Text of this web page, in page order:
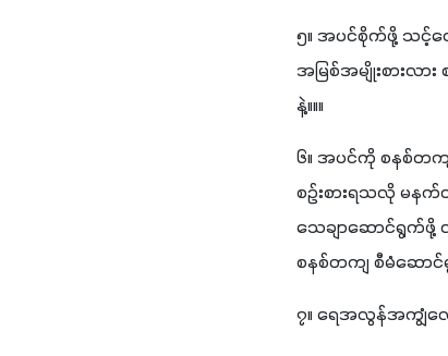
၅။ အပင်စိုက်ဖို့ သင့်တော်တဲ့ မြေအခြေအနေရ‌အောင် ဆ
အမြစ်အမျိုးစားလာ
နဲ့။။။
၆။ အပင်ကို စနစ်တက
စဉ်းစားရသလို မန
သေချာဆောင်ရွက်ဖို့
စနစ်တကျ စီမံဆော
၇။ ရေအလွန်အကျွံလော